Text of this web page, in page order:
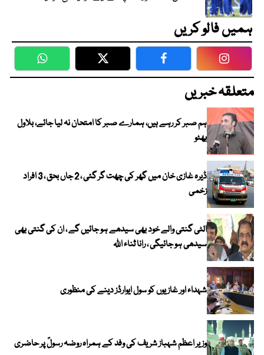
ہمیں فالو کریں
WhatsApp Twitter Facebook
متعلقہ خبریں
ہم صبر کر رہے ہیں، ہمارے صبر کا امتحان نہ لیا جائے، بلاول
بھٹو
ڈیرہ غازی خان میں گھر کی چھت گر گئی ، 2 جاں بحق ، 3 افراد
زخمی
الٹی گنتی والے خود بھی سیدھے ہو جائیں گے ، ان کی گنتی بھی
سیدھی ہو جائیگی ، رانا ثناء اللہ
شہداء اور غازیوں کو سول ایوارڈز دینے کی منظوری
وزیر اعظم شہباز شریف کی وفد کے ہمراہ روضہ رسولؐ پر حاضری